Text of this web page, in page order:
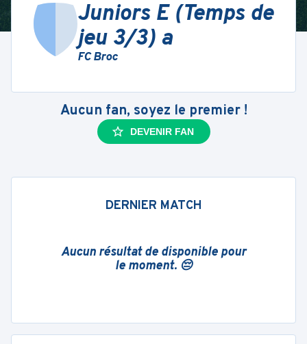
Juniors E (Temps de
jeu 3/3) a
FC Broc
Aucun fan, soyez le premier !
DEVENIR FAN
DERNIER MATCH
Aucun résultat de disponible pour
le moment. 😔